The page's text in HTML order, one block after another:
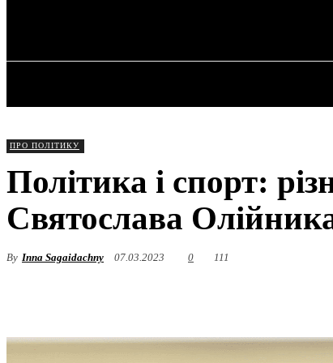
ПРО ПОЛІТИКУ
Політика і спорт:
Святослава
By Inna Sagaidachny 07.03.2023 0 111